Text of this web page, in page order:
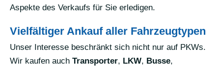
Aspekte des Verkaufs für Sie erledigen.
Vielfältiger Ankauf aller Fahrzeugtypen
Unser Interesse beschränkt sich nicht nur auf PKWs.
Wir kaufen auch Transporter, LKW, Busse,